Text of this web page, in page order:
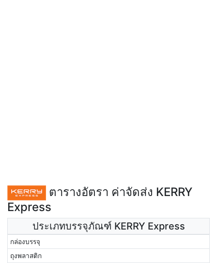
ตารางอัตรา ค่าจัดส่ง KERRY
Express
ประเภทบรรจุภัณฑ์ KERRY Express
กล่องบรรจุ
ถุงพลาสติก